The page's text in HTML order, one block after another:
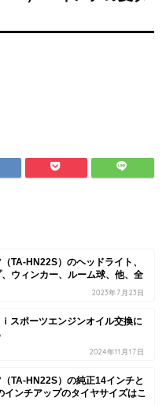
TA-HN22S）のヘッドライト、
ウィンカー、ルーム球、他、全
2023年7月23日
スポーツエンジンオイル交換に
2024年11月17日
（TA-HN22S）の純正14インチと
インチアップのタイヤサイズはこ